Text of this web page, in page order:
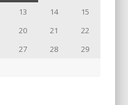
13 14
15
20 21
22
27 28
29